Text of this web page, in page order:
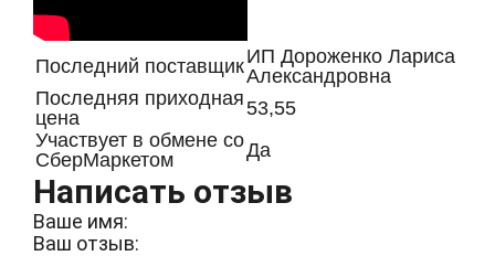
Последний поставщикИП Дороженко Лариса
Александровна
Последняя приходная
цена
53,55
Участвует в обмене со
СберМаркетом
Да
Написать отзыв
Ваше имя:
Ваш отзыв: